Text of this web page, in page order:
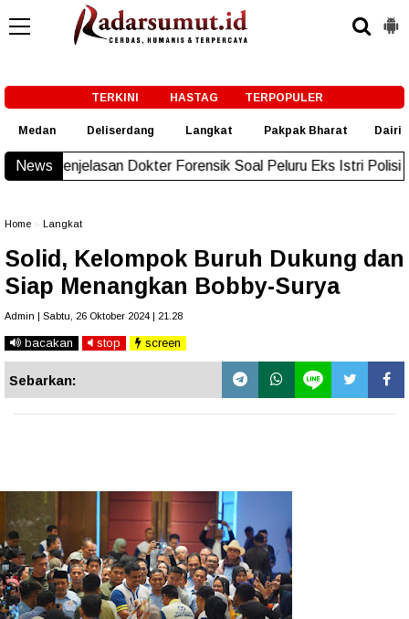
TERKINI HASTAG TERPOPULER
Medan Deliserdang Langkat Pakpak Bharat Dairi
News
Dokter Forensik Soal Peluru Eks Istri Polisi di Medan New!
Home Langkat
Solid, Kelompok Buruh Dukung dan
Siap Menangkan Bobby-Surya
Admin | Sabtu, 26 Oktober 2024 | 21.28
bacakan stop screen
Sebarkan: